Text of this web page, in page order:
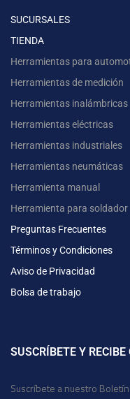
SUCURSALES
TIENDA
Herramientas para
Herramientas de medición
Herramientas inalámbricas
Herramientas eléctricas
Herramientas industriales
Herramientas neumáticas
Herramienta manual
Herramienta para soldador
Preguntas Frecuentes
Términos y Condiciones
Aviso de Privacidad
Bolsa de trabajo
SUSCRÍBETE Y RECIBE
Suscríbete a nuestro